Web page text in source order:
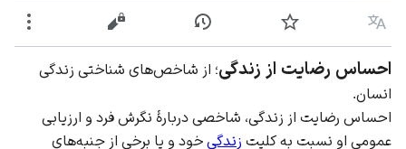
زبان پیگیری نمایش تاریخچهنمایش مبدأ
احساس رضایت از زندگی؛ از شاخص‌های شناختی زندگی
انسان.
احساس رضایت از زندگی، شاخصی دربارۀ نگرش فرد و ارزیابی
عمومی او نسبت به کلیت زندگی خود و یا برخی از جنبه‌های